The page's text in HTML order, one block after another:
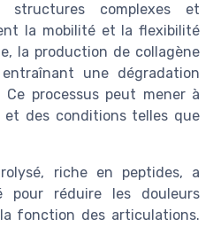
structures complexes et
la mobilité et la flexibilité
la production de collagène
une dégradation
processus peut mener à
et des conditions telles que
riche en peptides, a
pour réduire les douleurs
fonction des articulations.